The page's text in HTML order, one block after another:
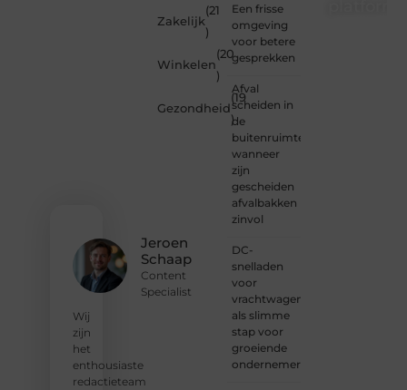
Jeroen
Schaap
Content
Specialist
Wij
zijn
het
enthousiaste
redactieteam
Zakelijk
(21
)
Winkelen
(20
)
Gezondheid
(19
)
Een frisse
omgeving
voor betere
gesprekken
Afval
scheiden in
de
buitenruimte:
wanneer
zijn
gescheiden
afvalbakken
zinvol
DC-
snelladen
voor
vrachtwagens
als slimme
stap voor
groeiende
ondernemers